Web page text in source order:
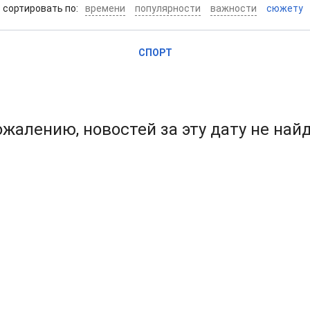
cортировать по: времени популярности важности сюжету
СПОРТ
новостей за эту дату не